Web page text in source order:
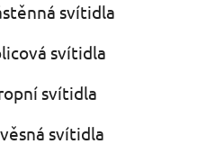
svítidla
svítidla
svítidla
svítidla